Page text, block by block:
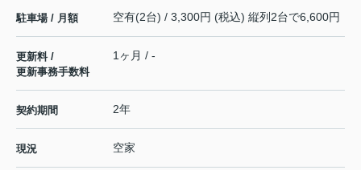
駐車場 / 月額 空有(2台) / 3,300円 (税込) 縦列2台で6,600円
更新料 /
更新事務手数料
1ヶ月 / -
契約期間 2年
現況 空家